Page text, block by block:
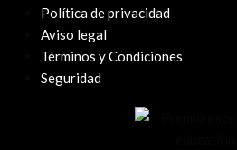
Política de privacidad
Aviso legal
Términos y Condiciones
Seguridad